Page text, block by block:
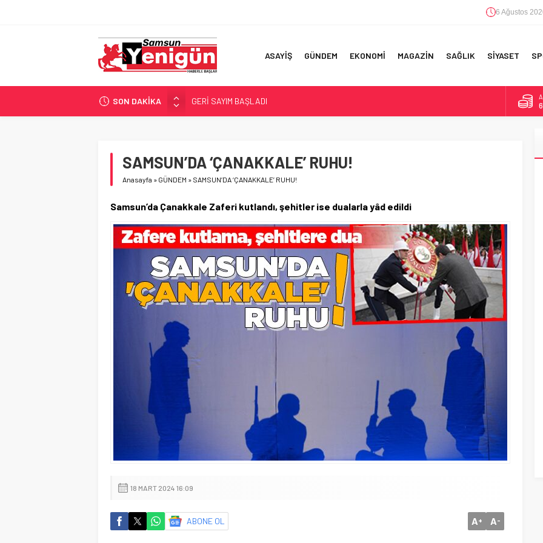
6 Ağustos
ASAYİŞ GÜNDEM EKONOMİ MAGAZİN SAĞLIK SİYASET
SON DAKİKA
GERİ SAYIM BAŞLADI
SAMSUNSPOR’DA HEDEF 5’İNCİLİK!
İŞTE FINDIK FİYATI!
YÖNETİCİ SEÇERKEN YAPILAN EN BÜYÜK HATALAR
SAMSUN’DA ‘ÇANAKKALE’ RUHU!
Anasayfa » GÜNDEM » SAMSUN’DA ‘ÇANAKKALE’ RUHU!
Samsun’da Çanakkale Zaferi kutlandı, şehitler ise dualarla yâd edildi
18 MART 2024 16:09
ABONE OL A+ A-